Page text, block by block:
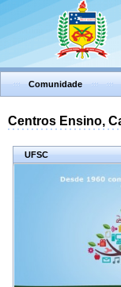
Comunidade
Centros Ensino,
UFSC